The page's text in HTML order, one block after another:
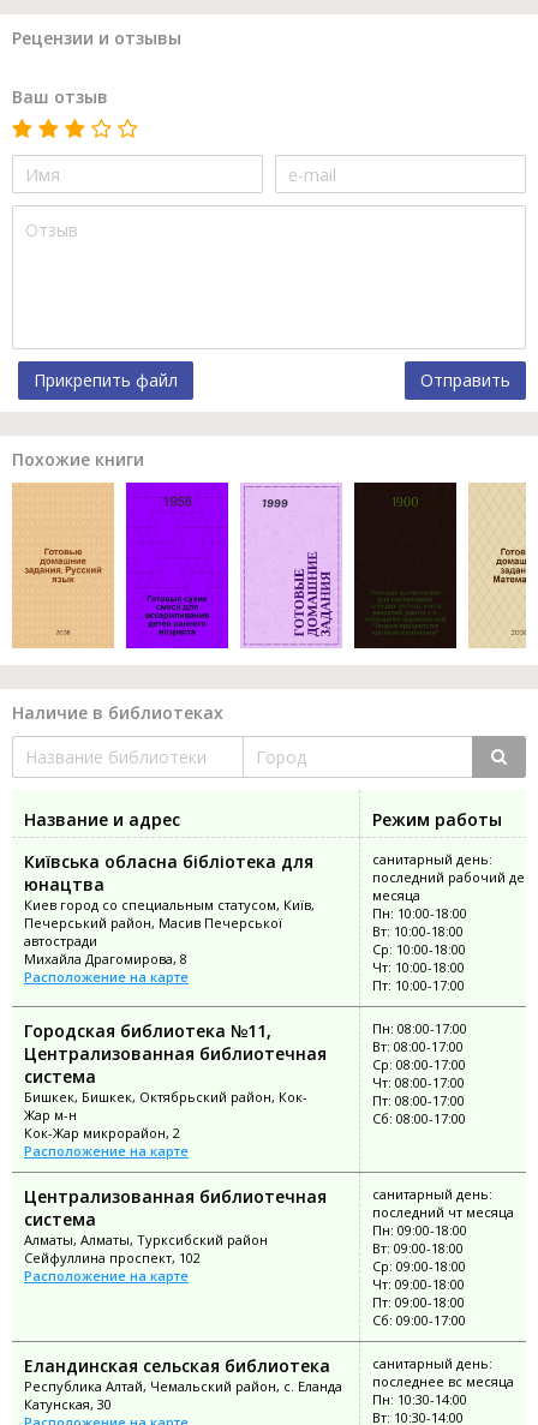
Рецензии и отзывы
Ваш отзыв
Прикрепить файл Отправить
Похожие книги
Наличие в библиотеках
Название и адрес
Режим работы
Київська обласна бібліотека для
юнацтва
Киев город со специальным статусом, Київ,
Печерський район, Масив Печерської
автостради
Михайла Драгомирова, 8
Расположение на карте
санитарный день:
последний рабочий
месяца
Пн: 10:00-18:00
Вт: 10:00-18:00
Ср: 10:00-18:00
Чт: 10:00-18:00
Пт: 10:00-17:00
Городская библиотека №11,
Централизованная библиотечная
система
Бишкек, Бишкек, Октябрьский район, Кок-
Жар м-н
Кок-Жар микрорайон, 2
Расположение на карте
Пн: 08:00-17:00
Вт: 08:00-17:00
Ср: 08:00-17:00
Чт: 08:00-17:00
Пт: 08:00-17:00
Сб: 08:00-17:00
Централизованная библиотечная
система
Алматы, Алматы, Турксибский район
Сейфуллина проспект, 102
Расположение на карте
санитарный день:
последний чт месяца
Пн: 09:00-18:00
Вт: 09:00-18:00
Ср: 09:00-18:00
Чт: 09:00-18:00
Пт: 09:00-18:00
Сб: 09:00-17:00
Еландинская сельская библиотека
Республика Алтай, Чемальский район, с. Еланда
Катунская, 30
санитарный день:
последнее вс месяца
Пн: 10:30-14:00
Вт: 10:30-14:00